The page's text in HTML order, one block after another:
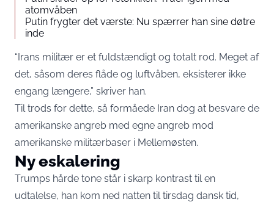
atomvåben
Putin frygter det værste: Nu spærrer han sine døtre
inde
“Irans militær er et fuldstændigt og totalt rod. Meget af
det, såsom deres flåde og luftvåben, eksisterer ikke
engang længere,” skriver han.
Til trods for dette, så formåede Iran dog at besvare de
amerikanske angreb med egne angreb mod
amerikanske militærbaser i Mellemøsten.
Ny eskalering
Trumps hårde tone står i skarp kontrast til en
udtalelse, han kom ned natten til tirsdag dansk tid,